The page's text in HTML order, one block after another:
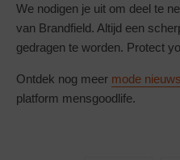
We nodigen je uit om deel te
van Brandfield. Altijd een
gedragen te worden. Protect
Ontdek nog meer mode nieuws
platform mensgoodlife.